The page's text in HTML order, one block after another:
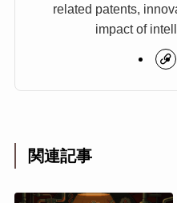
related patents,
impact of
関連記事